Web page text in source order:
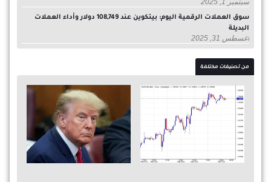
سبتمبر 1, 2025
سوق العملات الرقمية اليوم: بيتكوين عند 108,749 دولار وأداء العملات
البديلة
أغسطس 31, 2025
من تصنيفات مختلفة